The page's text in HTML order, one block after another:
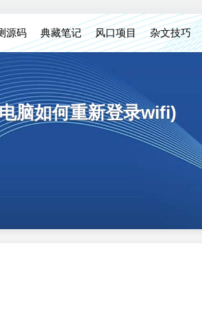
源码 典藏笔记 风口项目 杂文技巧
脑如何重新登录wifi)